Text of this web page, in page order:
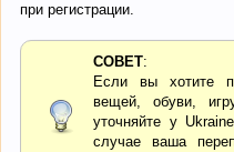
при регистрации.
СОВЕТ:
Если вы хотите
вещей, обуви,
уточняйте у
случае ваша